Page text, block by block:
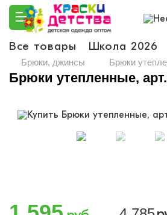
Все товары Школа 2026
Брюки, джинсы Брюки
Брюки утепленные,